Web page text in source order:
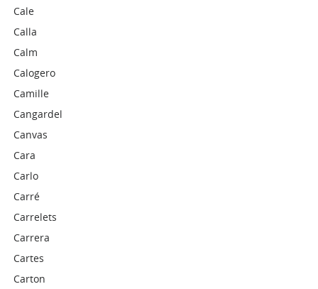
Cale
Calla
Calm
Calogero
Camille
Cangardel
Canvas
Cara
Carlo
Carré
Carrelets
Carrera
Cartes
Carton